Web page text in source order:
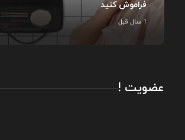
فراموش کنید
1 سال قبل
عضویت !